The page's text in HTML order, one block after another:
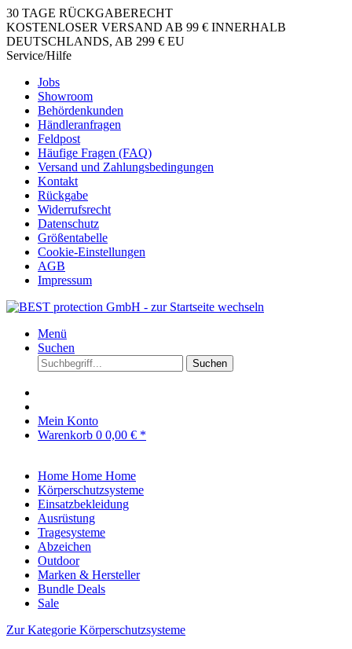
30 TAGE RÜCKGABERECHT
KOSTENLOSER VERSAND AB 99 € INNERHALB
DEUTSCHLANDS, AB 299 € EU
Service/Hilfe
Jobs
Showroom
Behördenkunden
Händleranfragen
Feldpost
Häufige Fragen (FAQ)
Versand und Zahlungsbedingungen
Kontakt
Rückgabe
Widerrufsrecht
Datenschutz
Größentabelle
Cookie-Einstellungen
AGB
Impressum
Menü
Suchen
Suchen
Mein Konto
Warenkorb 0 0,00 € *
Home Home Home
Körperschutzsysteme
Einsatzbekleidung
Ausrüstung
Tragesysteme
Abzeichen
Outdoor
Marken & Hersteller
Bundle Deals
Sale
Zur Kategorie Körperschutzsysteme